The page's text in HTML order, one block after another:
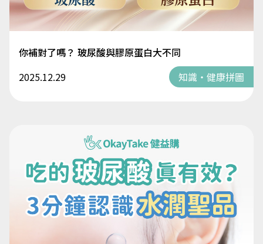
你補對了嗎？ 玻尿酸與膠原蛋白大不同
2025.12.29
知識・健康拼圖